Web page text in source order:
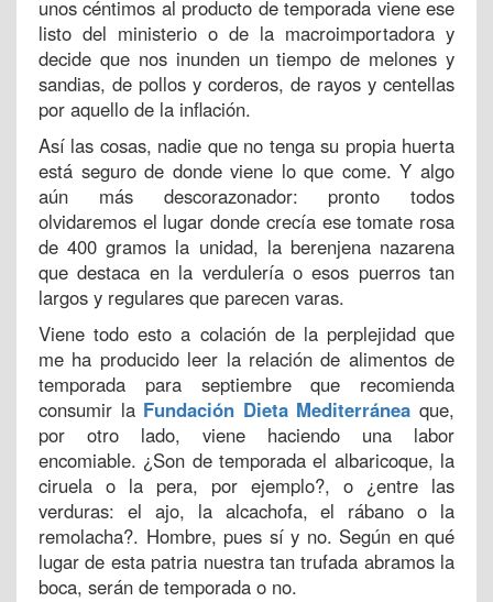
unos céntimos al producto de temporada viene ese
listo del ministerio o de la macroimportadora y
decide que nos inunden un tiempo de melones y
sandias, de pollos y corderos, de rayos y centellas
por aquello de la inflación.
Así las cosas, nadie que no tenga su propia huerta
está seguro de donde viene lo que come. Y algo
aún más descorazonador: pronto todos
olvidaremos el lugar donde crecía ese tomate rosa
de 400 gramos la unidad, la berenjena nazarena
que destaca en la verdulería o esos puerros tan
largos y regulares que parecen varas.
Viene todo esto a colación de la perplejidad que
me ha producido leer la relación de alimentos de
temporada para septiembre que recomienda
consumir la Fundación Dieta Mediterránea que,
por otro lado, viene haciendo una labor
encomiable. ¿Son de temporada el albaricoque, la
ciruela o la pera, por ejemplo?, o ¿entre las
verduras: el ajo, la alcachofa, el rábano o la
remolacha?. Hombre, pues sí y no. Según en qué
lugar de esta patria nuestra tan trufada abramos la
boca, serán de temporada o no.